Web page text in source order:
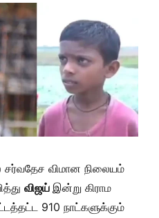
சர்வதேச விமான நிலையம்
விஜய் இன்று கிராம
910 நாட்களுக்கும்